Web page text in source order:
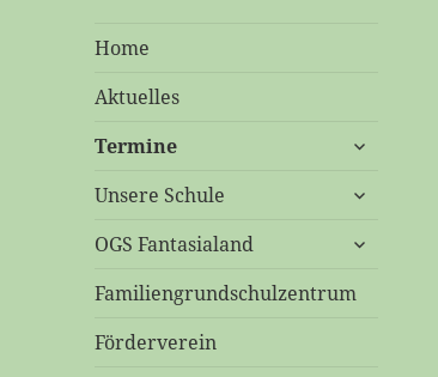
Home
Aktuelles
Termine
untermenü
Unsere Schule
untermenü
OGS Fantasialand
untermenü
Familiengrundschulzentrum
Förderverein